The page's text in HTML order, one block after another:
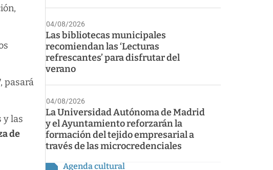
pasará
y las
de
04/08/2026
Las bibliotecas municipales
recomiendan las ‘Lecturas
refrescantes’ para disfrutar del
verano
04/08/2026
La Universidad Autónoma de Madrid
y el Ayuntamiento reforzarán la
formación del tejido empresarial a
través de las microcredenciales
Agenda cultural